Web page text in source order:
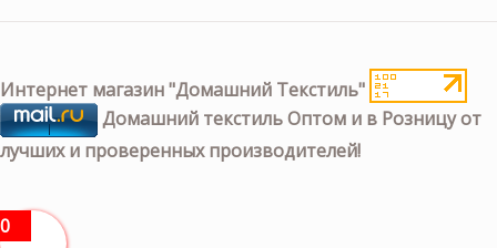
Интернет магазин "Домашний Текстиль"
Домашний текстиль Оптом и в Розницу от
лучших и проверенных производителей!
0